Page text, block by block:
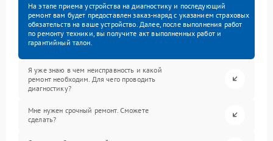
На этапе приема устройства на диагностику и последующий
ремонт вам будет предоставлен заказ-наряд с указанием страховых
обязательств на ваше устройство. Далее, после выполнения работ
по ремонту техники, вы получите акт выполненных работ и
гарантийный талон.
Я уже знаю в чем неисправность и какой
ремонт необходим. Для чего проводить
диагностику?
Мне нужен срочный ремонт. Сможете
сделать?